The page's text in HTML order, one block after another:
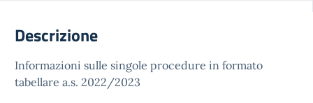
Descrizione
Informazioni sulle singole procedure in formato
tabellare a.s. 2022/2023